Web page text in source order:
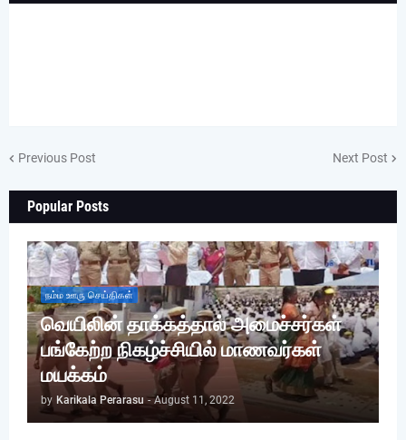
Previous Post Next Post
Popular Posts
நம்ம ஊரு செய்திகள்
வெயிலின் தாக்கத்தால் அமைச்சர்கள்
பங்கேற்ற நிகழ்ச்சியில் மாணவர்கள்
மயக்கம்
by Karikala Perarasu - August 11, 2022